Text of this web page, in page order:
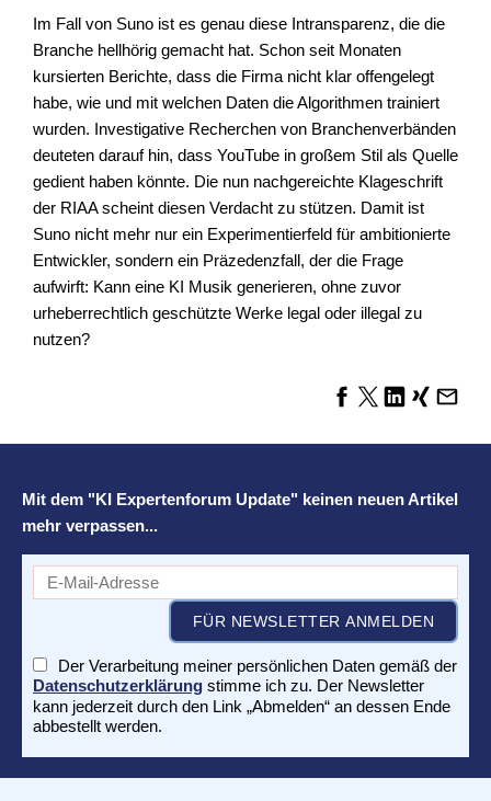
Im Fall von Suno ist es genau diese Intransparenz, die die
Branche hellhörig gemacht hat. Schon seit Monaten
kursierten Berichte, dass die Firma nicht klar offengelegt
habe, wie und mit welchen Daten die Algorithmen trainiert
wurden. Investigative Recherchen von Branchenverbänden
deuteten darauf hin, dass YouTube in großem Stil als Quelle
gedient haben könnte. Die nun nachgereichte Klageschrift
der RIAA scheint diesen Verdacht zu stützen. Damit ist
Suno nicht mehr nur ein Experimentierfeld für ambitionierte
Entwickler, sondern ein Präzedenzfall, der die Frage
aufwirft: Kann eine KI Musik generieren, ohne zuvor
urheberrechtlich geschützte Werke legal oder illegal zu
nutzen?
Mit dem "KI Expertenforum Update" keinen neuen Artikel
mehr verpassen...
Der Verarbeitung meiner persönlichen Daten gemäß der
Datenschutzerklärung stimme ich zu. Der Newsletter
kann jederzeit durch den Link „Abmelden“ an dessen Ende
abbestellt werden.